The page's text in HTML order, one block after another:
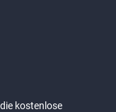
kostenlose